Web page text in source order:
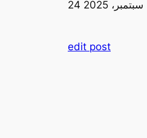
24 سبتمبر، 2025
edit post